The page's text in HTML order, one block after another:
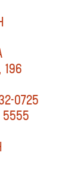
196
0725
5555